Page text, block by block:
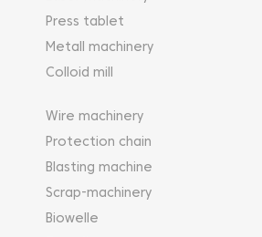
Press tablet
Metall machinery
Colloid mill
Wire machinery
Protection chain
Blasting machine
Scrap-machinery
Biowelle